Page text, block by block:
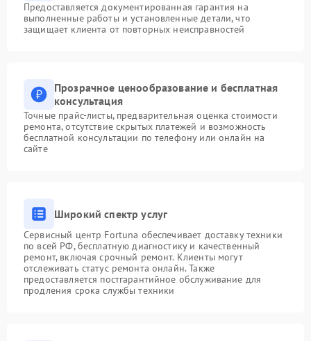
Предоставляется документированная гарантия на
выполненные работы и установленные детали, что
защищает клиента от повторных неисправностей
Прозрачное ценообразование и бесплатная
консультация
Точные прайс-листы, предварительная оценка стоимости
ремонта, отсутствие скрытых платежей и возможность
бесплатной консультации по телефону или онлайн на
сайте
Широкий спектр услуг
Сервисный центр Fortuna обеспечивает доставку техники
по всей РФ, бесплатную диагностику и качественный
ремонт, включая срочный ремонт. Клиенты могут
отслеживать статус ремонта онлайн. Также
предоставляется постгарантийное обслуживание для
продления срока службы техники